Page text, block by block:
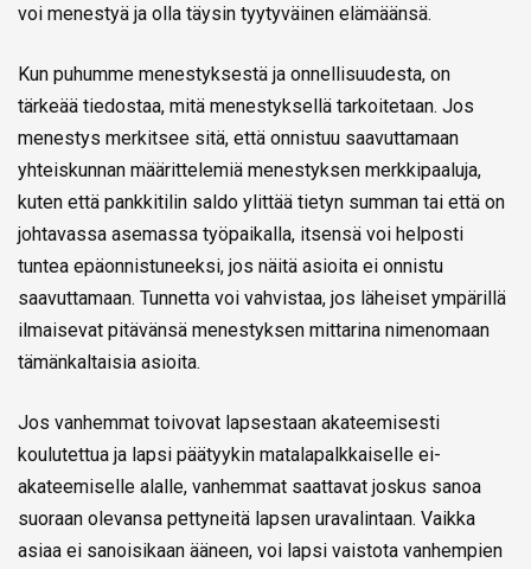
voi menestyä ja olla täysin tyytyväinen elämäänsä.
Kun puhumme menestyksestä ja onnellisuudesta, on
tärkeää tiedostaa, mitä menestyksellä tarkoitetaan. Jos
menestys merkitsee sitä, että onnistuu saavuttamaan
yhteiskunnan määrittelemiä menestyksen merkkipaaluja,
kuten että pankkitilin saldo ylittää tietyn summan tai että on
johtavassa asemassa työpaikalla, itsensä voi helposti
tuntea epäonnistuneeksi, jos näitä asioita ei onnistu
saavuttamaan. Tunnetta voi vahvistaa, jos läheiset ympärillä
ilmaisevat pitävänsä menestyksen mittarina nimenomaan
tämänkaltaisia asioita.
Jos vanhemmat toivovat lapsestaan akateemisesti
koulutettua ja lapsi päätyykin matalapalkkaiselle ei-
akateemiselle alalle, vanhemmat saattavat joskus sanoa
suoraan olevansa pettyneitä lapsen uravalintaan. Vaikka
asiaa ei sanoisikaan ääneen, voi lapsi vaistota vanhempien